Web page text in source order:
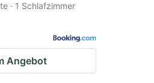
· 1 Schlafzimmer
Angebot